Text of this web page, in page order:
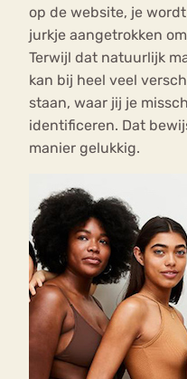
op de website, je
jurkje aangetrokken
Terwijl dat natuurlijk
kan bij heel veel
staan, waar jij je
identificeren. Dat
manier gelukkig.